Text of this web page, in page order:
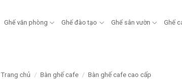
Ghế văn phòng Ghế đào tạo Ghế sân vườn Ghế
Trang chủ / Bàn ghế cafe / Bàn ghế cafe cao cấp